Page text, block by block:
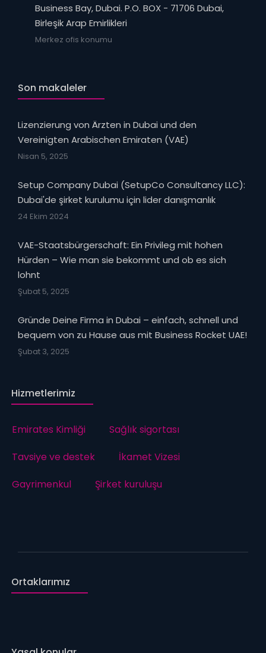
Business Bay, Dubai. P.O. BOX - 71706 Dubai,
Birleşik Arap Emirlikleri
Merkez ofis konumu
Son makaleler
Lizenzierung von Ärzten in Dubai und den
Vereinigten Arabischen Emiraten (VAE)
Nisan 5, 2025
Setup Company Dubai (SetupCo Consultancy LLC):
Dubai'de şirket kurulumu için lider danışmanlık
24 Ekim 2024
VAE-Staatsbürgerschaft: Ein Privileg mit hohen
Hürden – Wie man sie bekommt und ob es sich
lohnt
Şubat 5, 2025
Gründe Deine Firma in Dubai – einfach, schnell und
bequem von zu Hause aus mit Business Rocket UAE!
Şubat 3, 2025
Hizmetlerimiz
Emirates Kimliği
Sağlık sigortası
Tavsiye ve destek
İkamet Vizesi
Gayrimenkul
Şirket kuruluşu
Ortaklarımız